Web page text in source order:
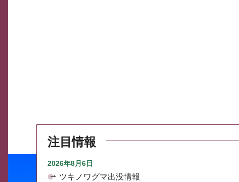
注目情報
2026年8月6日
ツキノワグマ出没情報